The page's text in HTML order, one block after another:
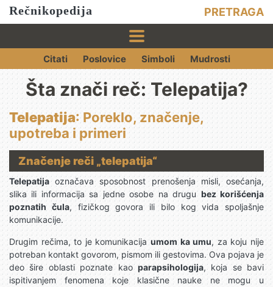
Rečnikopedija PRETRAGA
Citati Poslovice Simboli Mudrosti
Šta znači reč: Telepatija?
Telepatija: Poreklo, značenje,
upotreba i primeri
Značenje reči „telepatija“
Telepatijaoznačava sposobnost prenošenja misli, osećanja,
slika ili informacija sa jedne osobe na drugu bez korišćenja
poznatih čula, fizičkog govora ili bilo kog vida spoljašnje
komunikacije.
Drugim rečima, to je komunikacijaumom ka umu, za koju nije
potreban kontakt govorom, pismom ili gestovima. Ova pojava je
deo šire oblasti poznate kao parapsihologija, koja se bavi
ispitivanjem fenomena koje klasične nauke ne mogu u